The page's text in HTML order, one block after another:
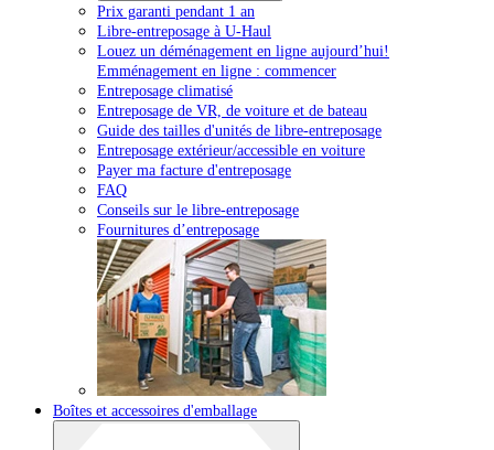
Prix garanti pendant 1 an
Libre-entreposage à U-Haul
Louez un déménagement en ligne aujourd’hui!
Emménagement en ligne : commencer
Entreposage climatisé
Entreposage de VR, de voiture et de bateau
Guide des tailles d'unités de libre-entreposage
Entreposage extérieur/accessible en voiture
Payer ma facture d'entreposage
FAQ
Conseils sur le libre-entreposage
Fournitures d’entreposage
Boîtes et accessoires d'emballage